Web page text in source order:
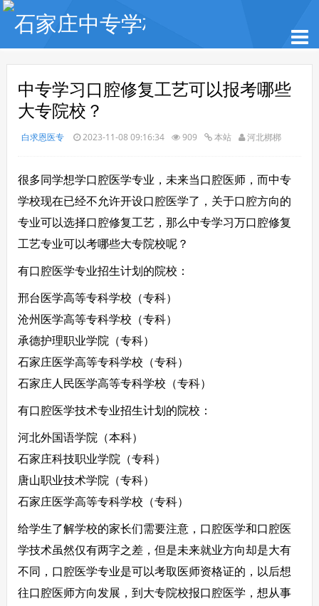
中专学习口腔修复工艺可以报考哪些
大专院校？
白求恩医专 2023-11-08 09:16:34 909 本站 河北梆梆
很多同学想学口腔医学专业，未来当口腔医师，而中专
学校现在已经不允许开设口腔医学了，关于口腔方向的
专业可以选择口腔修复工艺，那么中专学习万口腔修复
工艺专业可以考哪些大专院校呢？
有口腔医学专业招生计划的院校：
邢台医学高等专科学校（专科）
沧州医学高等专科学校（专科）
承德护理职业学院（专科）
石家庄医学高等专科学校（专科）
石家庄人民医学高等专科学校（专科）
有口腔医学技术专业招生计划的院校：
河北外国语学院（本科）
石家庄科技职业学院（专科）
唐山职业技术学院（专科）
石家庄医学高等专科学校（专科）
给学生了解学校的家长们需要注意，口腔医学和口腔医
学技术虽然仅有两字之差，但是未来就业方向却是大有
不同，口腔医学专业是可以考取医师资格证的，以后想
往口腔医师方向发展，到大专院校报口腔医学，想从事